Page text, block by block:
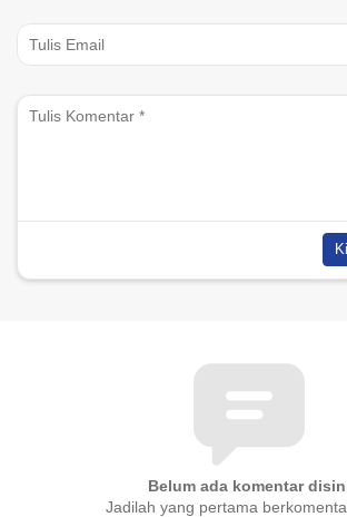
Belum ada komentar
Jadilah yang pertama